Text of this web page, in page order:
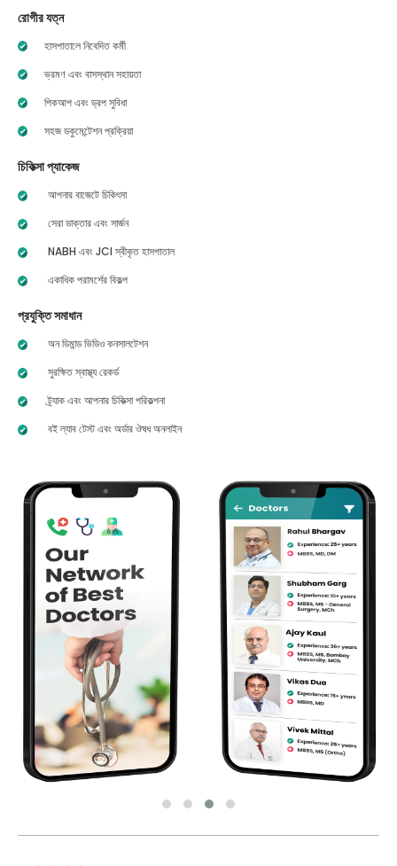
রোগীর যত্ন
হাসপাতালে নিবেদিত কর্মী
ভ্রমণ এবং বাসস্থান সহায়তা
পিকআপ এবং ড্রপ সুবিধা
সহজ ডকুমেন্টেশন প্রক্রিয়া
চিকিত্সা প্যাকেজ
আপনার বাজেটে চিকিৎসা
সেরা ডাক্তার এবং সার্জন
NABH এবং JCI স্বীকৃত হাসপাতাল
একাধিক পরামর্শের বিকল্প
প্রযুক্তি সমাধান
অন ডিমান্ড ভিডিও কনসালটেশন
সুরক্ষিত স্বাস্থ্য রেকর্ড
ট্র্যাক এবং আপনার চিকিত্সা পরিকল্পনা
বই ল্যাব টেস্ট এবং অর্ডার ঔষধ অনলাইন